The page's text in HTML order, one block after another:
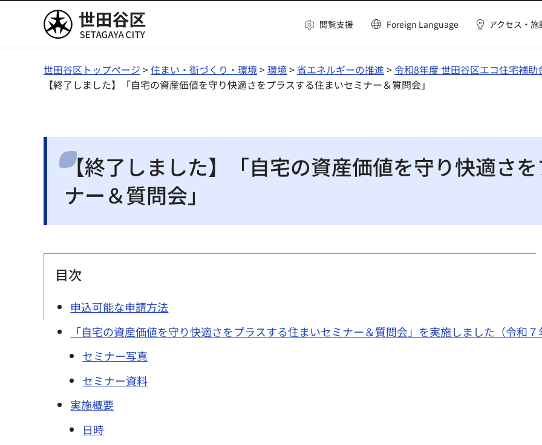
世田谷区 閲覧支援 Foreign Language アクセス・施
世田谷区トップページ >住まい・街づくり・環境>環境> 省エネルギーの推進 >令和8年度 世田谷区エコ住宅補助
【終了しました】「自宅の資産価値を守り快適さをプラスする住まいセミナー＆質問会」
【終了しました】「自宅の資産価値を守り快適さ
ナー＆質問会」
目次
申込可能な申請方法
「自宅の資産価値を守り快適さをプラスする住まいセミナー＆質問会」を実施しました（令和
セミナー写真
セミナー資料
実施概要
日時